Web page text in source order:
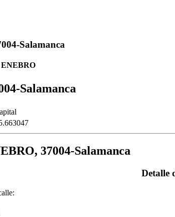
Salamanca
ENEBRO
Salamanca
37004-Salamanca
Detalle